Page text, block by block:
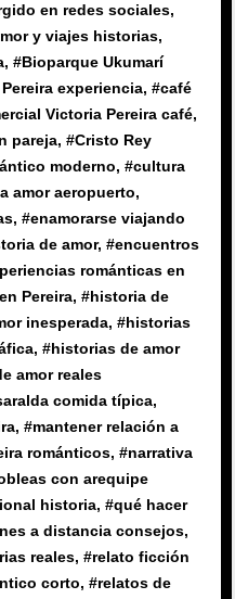
en redes sociales,
y viajes historias,
, #Bioparque Ukumarí
experiencia, #café
Victoria Pereira café,
pareja, #Cristo Rey
moderno, #cultura
amor aeropuerto,
, #enamorarse viajando
de amor, #encuentros
románticas en
Pereira, #historia de
inesperada, #historias
, #historias de amor
amor reales
comida típica,
, #mantener relación a
románticos, #narrativa
con arequipe
historia, #qué hacer
a distancia consejos,
reales, #relato ficción
corto, #relatos de